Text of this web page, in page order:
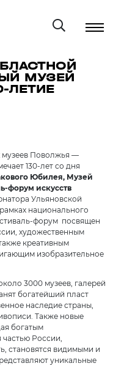
МУЗЕЙ
ЛЕТИЕ
музеев Поволжья —
130-лет со дня
Юбилея, Музей
форум искусств
Ульяновской
национального
форум посвящен
художественным
креативным
изобразительное
3000 музеев, галерей
богатейший пласт
наследие страны,
Также новые
богатым
частью России,
становятся видимыми и
уникальные